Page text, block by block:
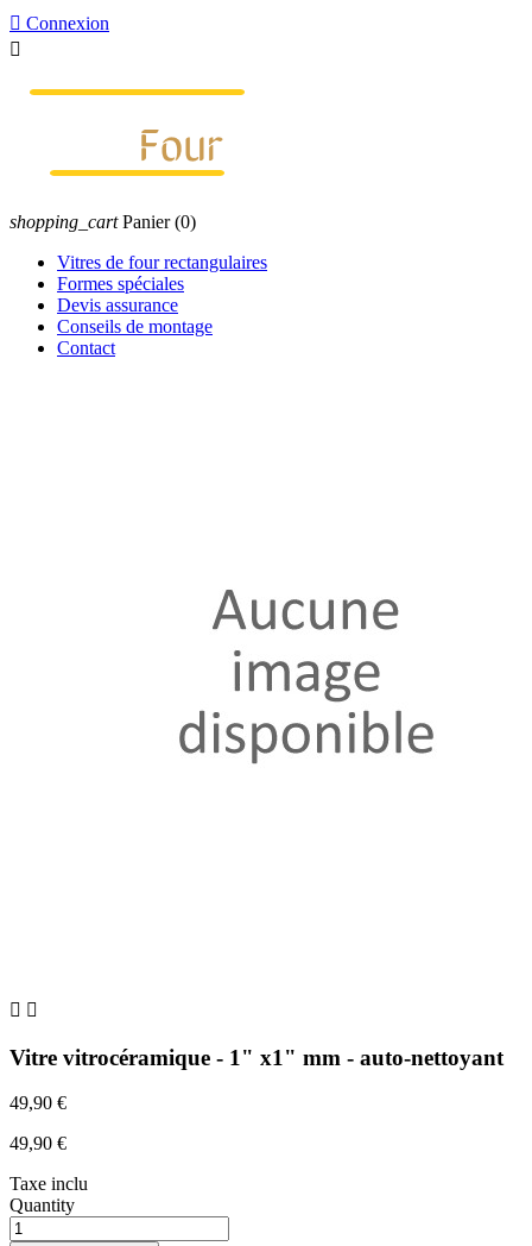
 Connexion

shopping_cart Panier (0)
Vitres de four rectangulaires
Formes spéciales
Devis assurance
Conseils de montage
Contact
 
Vitre vitrocéramique - 1" x1" mm - auto-nettoyant
49,90 €
49,90 €
Taxe inclu
Quantity